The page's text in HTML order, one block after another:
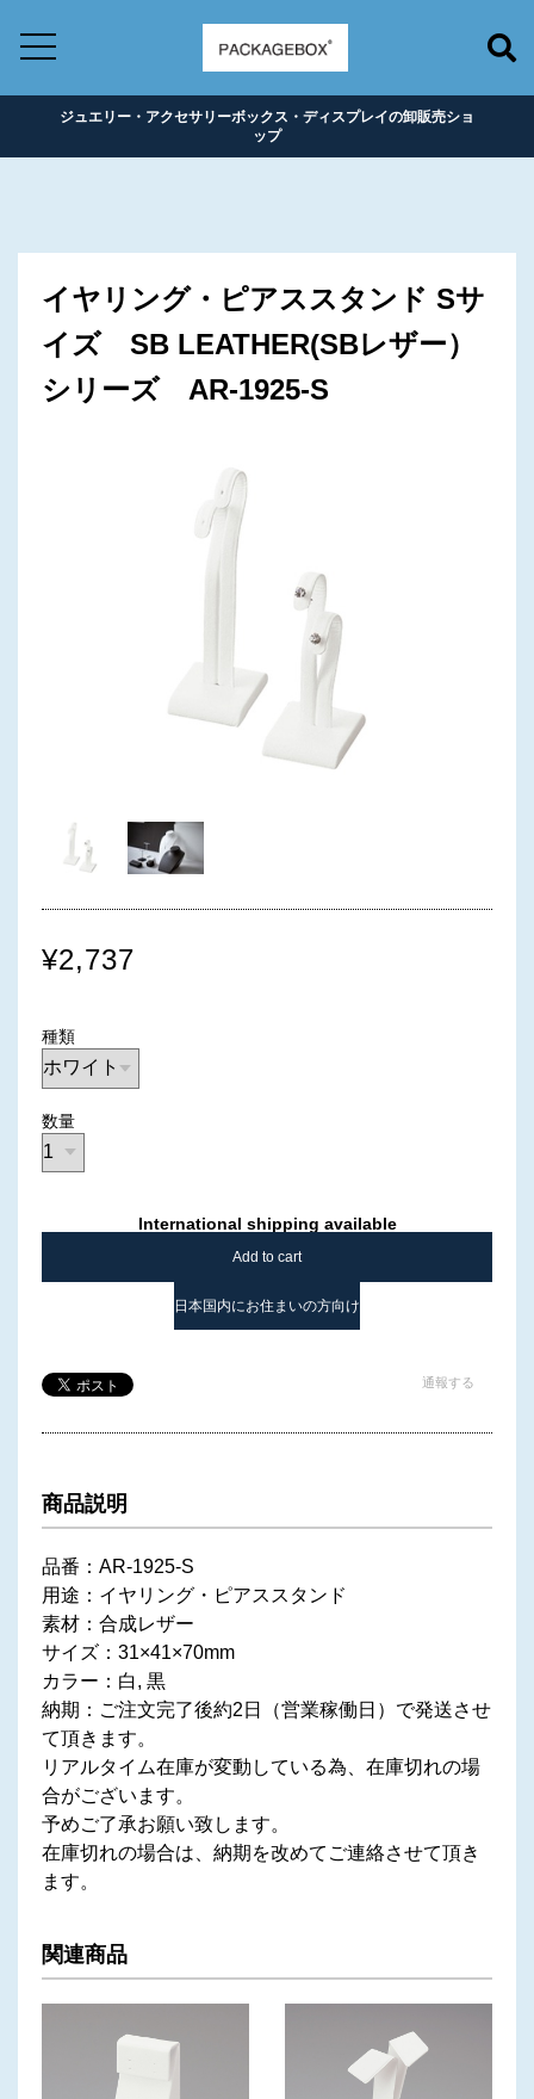
ジュエリー・アクセサリーボックス・ディスプレイの卸販売ショ
ップ
イヤリング・ピアススタンド Sサ
イズ SB LEATHER(SBレザー）
シリーズ AR-1925-S
¥2,737
種類
数量
International shipping available
Add to cart
日本国内にお住まいの方向け
通報する
商品説明
品番：AR-1925-S
用途：イヤリング・ピアススタンド
素材：合成レザー
サイズ：31×41×70mm
カラー：白, 黒
納期：ご注文完了後約2日（営業稼働日）で発送させ
て頂きます。
リアルタイム在庫が変動している為、在庫切れの場
合がございます。
予めご了承お願い致します。
在庫切れの場合は、納期を改めてご連絡させて頂き
ます。
関連商品